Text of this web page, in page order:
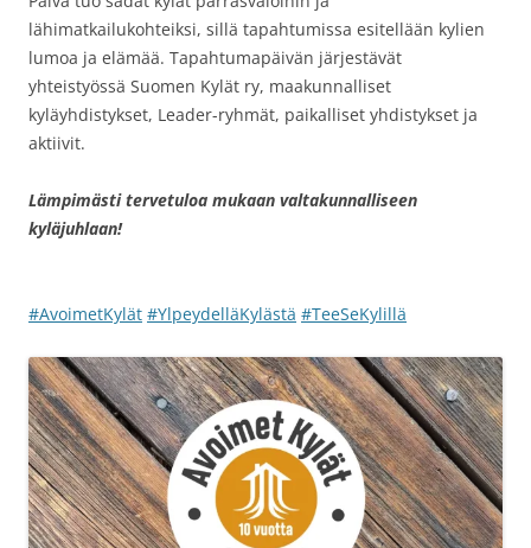
lähimatkailukohteiksi, sillä tapahtumissa esitellään kylien
lumoa ja elämää. Tapahtumapäivän järjestävät
yhteistyössä Suomen Kylät ry, maakunnalliset
kyläyhdistykset, Leader-ryhmät, paikalliset yhdistykset ja
aktiivit.
Lämpimästi tervetuloa mukaan valtakunnalliseen
kyläjuhlaan!
#AvoimetKylät #YlpeydelläKylästä #TeeSeKylillä